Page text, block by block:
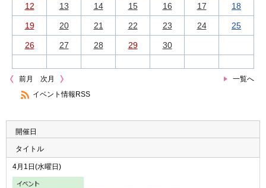
12 13 14 15 16 17 18
19 20 21 22 23 24 25
26 27 28 29 30
前月 一覧へ
次月
イベント情報RSS
開催日
タイトル
4月1日(水曜日)